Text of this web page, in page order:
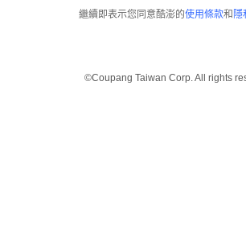
繼續即表示您同意酷澎的使用條款和 隱
©Coupang Taiwan Corp. All rights